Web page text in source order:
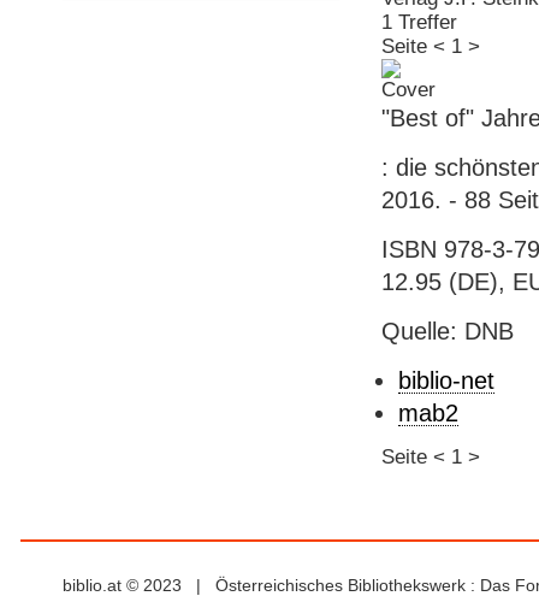
1 Treffer
Seite < 1 >
"Best of"
: die
2016. - 88
ISBN 978-3-
12.95 (DE),
Quelle: DNB
biblio-net
mab2
Seite < 1 >
biblio.at © 2023 | Österreichisches Bibliothekswerk : Das